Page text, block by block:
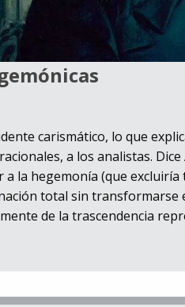
carismático, lo que
a los analistas.
la hegemonía (que
total sin transformarse
de la trascendencia